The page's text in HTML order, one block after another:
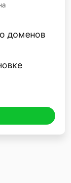
доменов